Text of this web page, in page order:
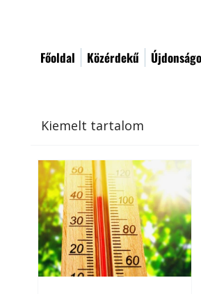
Főoldal Közérdekű
Kiemelt tartalom